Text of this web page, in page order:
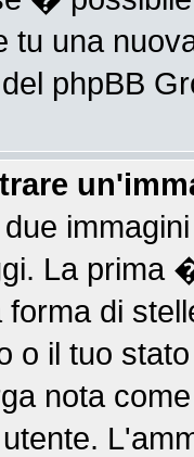
tu una
phpBB
La prima
di
o il tuo
nota